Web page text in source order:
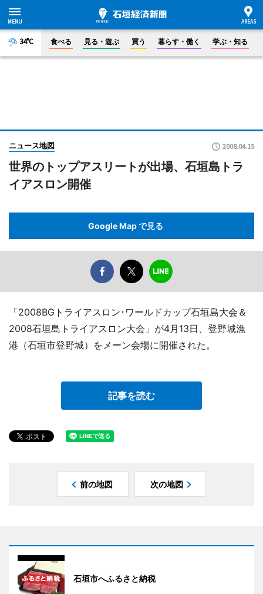
34°C 食べる 見る・遊ぶ 買う 暮らす・働く 学ぶ・知る
ニュース地図 2008.04.15
世界のトップアスリートが出場、石垣島トラ
イアスロン開催
Google Map で見る
「2008BGトライアスロン･ワールドカップ石垣島大会＆
2008石垣島トライアスロン大会」が4月13日、登野城漁
港（石垣市登野城）をメーン会場に開催された。
記事を読む
前の地図 次の地図
石垣市へふるさと納税